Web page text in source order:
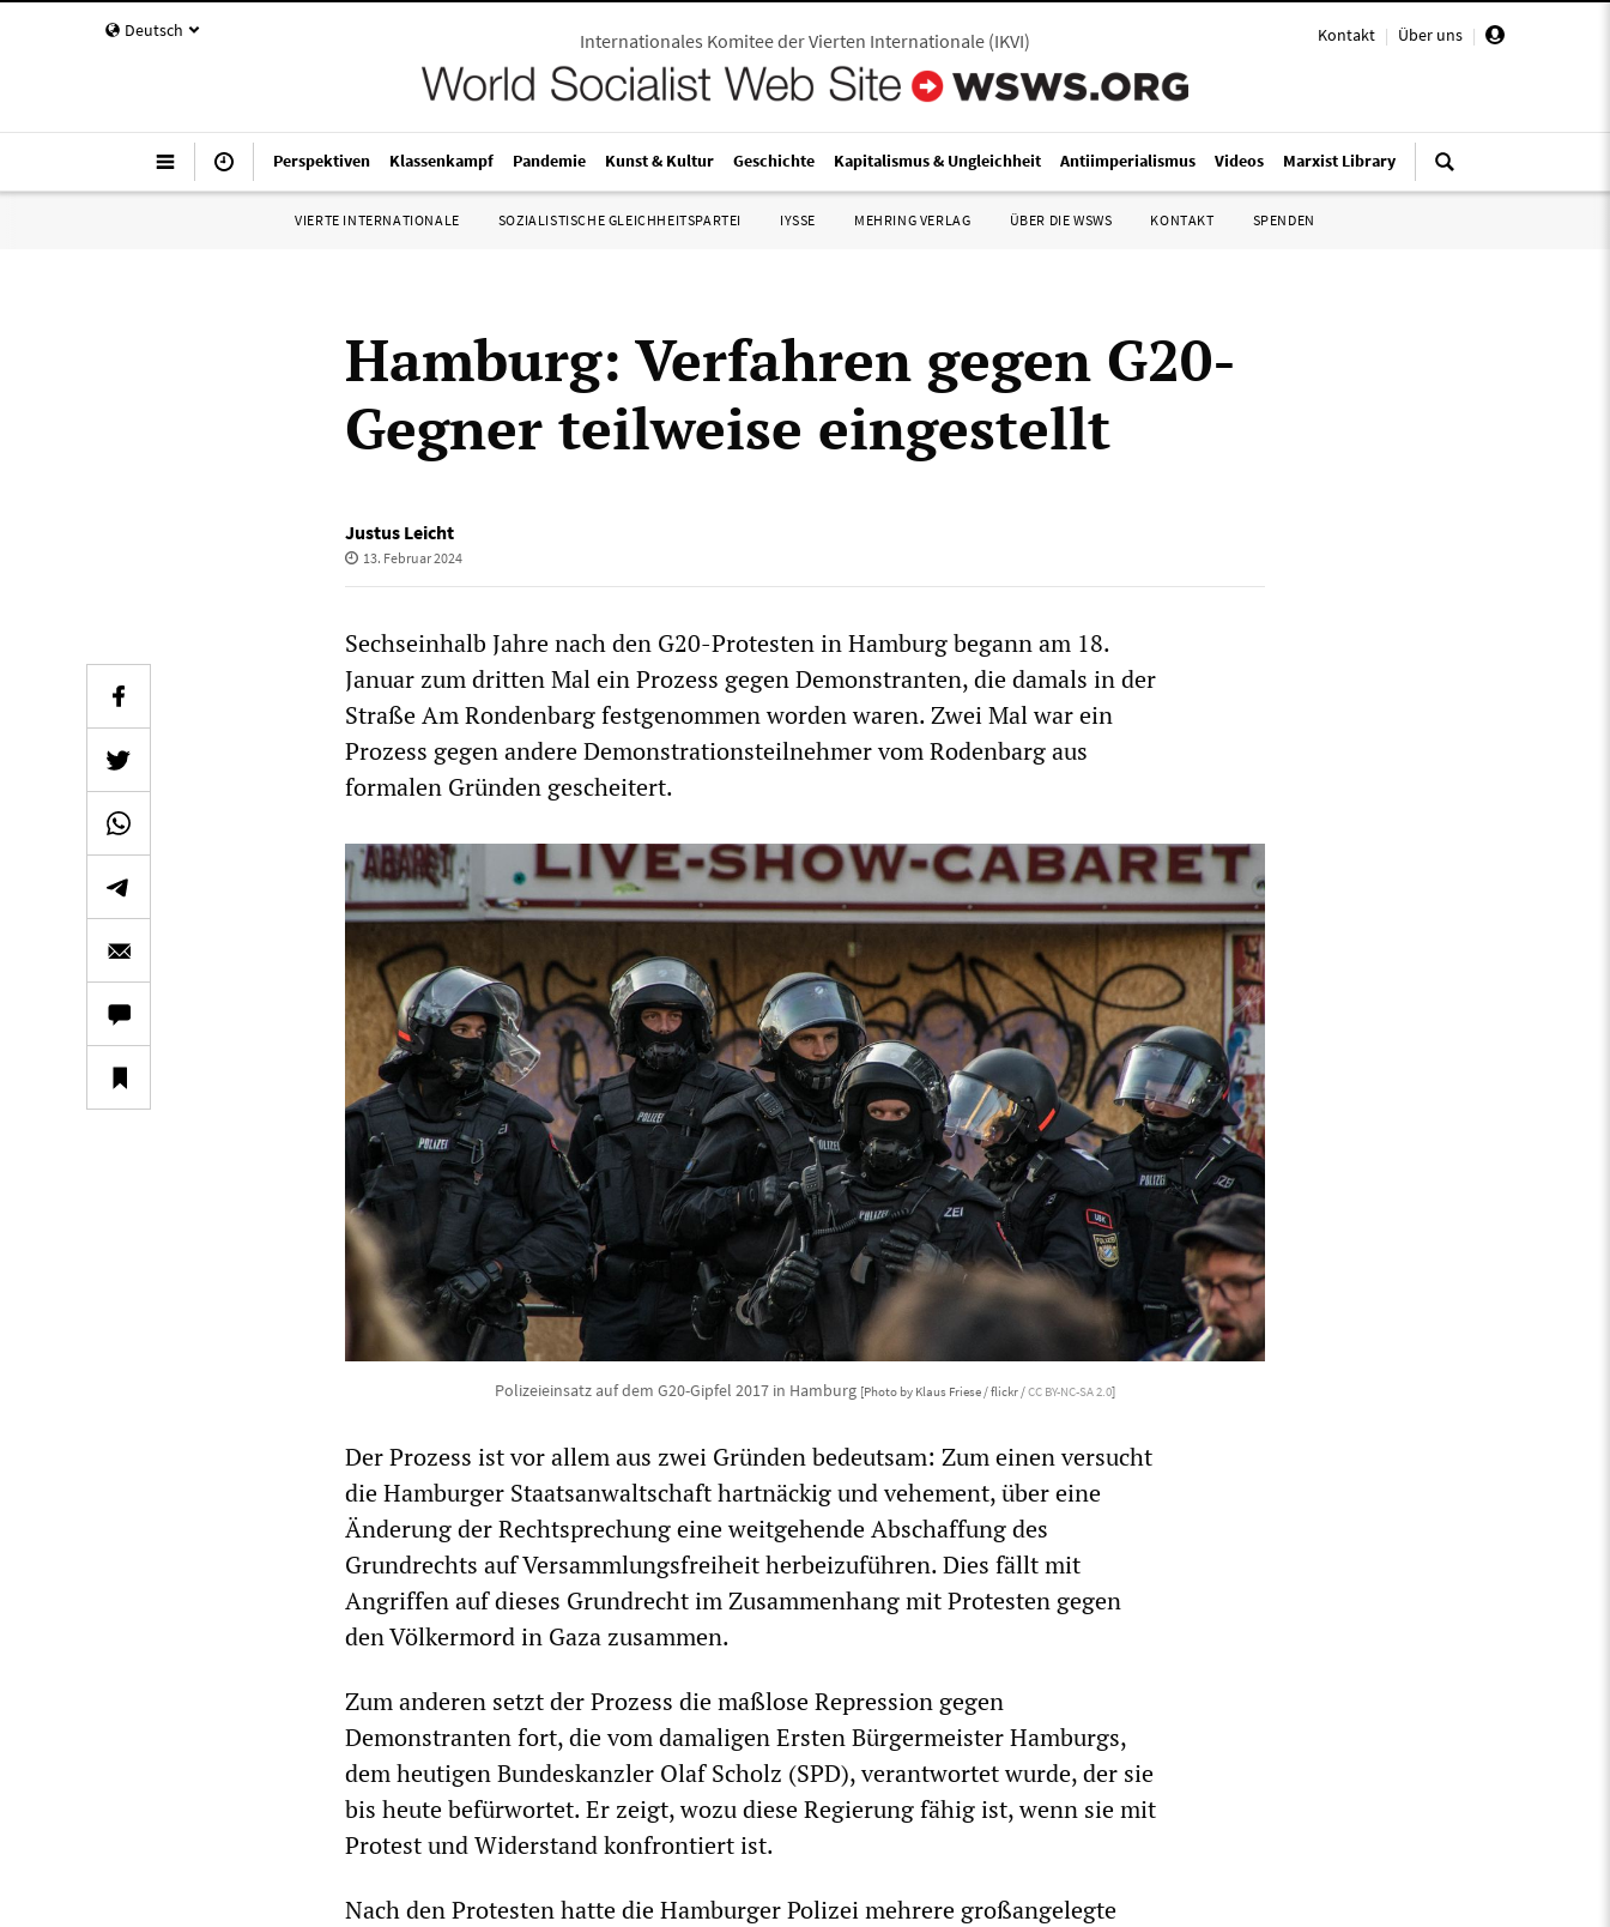
Deutsch Kontakt | Über uns |
Internationales Komitee der Vierten Internationale (IKVI)
Perspektiven Klassenkampf Pandemie Kunst & Kultur Geschichte Kapitalismus & Ungleichheit Antiimperialismus Videos Marxist Library
VIERTE INTERNATIONALE SOZIALISTISCHE GLEICHHEITSPARTEI IYSSE MEHRING VERLAG ÜBER DIE WSWS KONTAKT SPENDEN
Hamburg: Verfahren gegen G20-
Gegner teilweise eingestellt
Justus Leicht
13. Februar 2024
Sechseinhalb Jahre nach den G20-Protesten in Hamburg begann am 18.
Januar zum dritten Mal ein Prozess gegen Demonstranten, die damals in der
Straße Am Rondenbarg festgenommen worden waren. Zwei Mal war ein
Prozess gegen andere Demonstrationsteilnehmer vom Rodenbarg aus
formalen Gründen gescheitert.
Polizeieinsatz auf dem G20-Gipfel 2017 in Hamburg [Photo by Klaus Friese / flickr /CC BY-NC-SA 2.0]
Der Prozess ist vor allem aus zwei Gründen bedeutsam: Zum einen versucht
die Hamburger Staatsanwaltschaft hartnäckig und vehement, über eine
Änderung der Rechtsprechung eine weitgehende Abschaffung des
Grundrechts auf Versammlungsfreiheit herbeizuführen. Dies fällt mit
Angriffen auf dieses Grundrecht im Zusammenhang mit Protesten gegen
den Völkermord in Gaza zusammen.
Zum anderen setzt der Prozess die maßlose Repression gegen
Demonstranten fort, die vom damaligen Ersten Bürgermeister Hamburgs,
dem heutigen Bundeskanzler Olaf Scholz (SPD), verantwortet wurde, der sie
bis heute befürwortet. Er zeigt, wozu diese Regierung fähig ist, wenn sie mit
Protest und Widerstand konfrontiert ist.
Nach den Protesten hatte die Hamburger Polizei mehrere großangelegte